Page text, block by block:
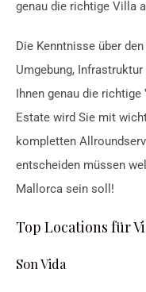
genau die richtige Villa
Die Kenntnisse über
Umgebung,
Ihnen genau die richtige
Estate wird Sie mit
kompletten
entscheiden müssen
Mallorca sein soll!
Top Locations für
Son Vida